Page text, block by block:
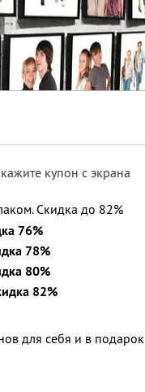
купон с экрана
Скидка до 82%
76%
78%
80%
82%
для себя и в подарок